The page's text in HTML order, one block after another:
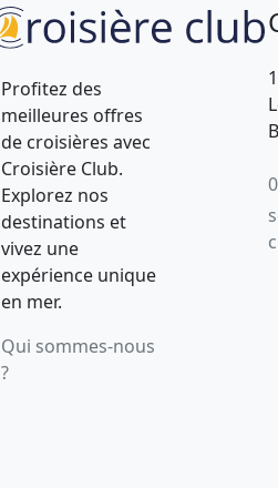
Profitez des
meilleures offres
de croisières avec
Croisière Club.
Explorez nos
destinations et
vivez une
expérience unique
en mer.
Qui sommes-nous
?